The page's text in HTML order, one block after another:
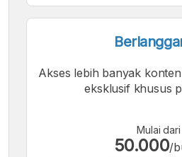
Akses lebih banyak
eksklusif khusus
Mulai dari
50.000/